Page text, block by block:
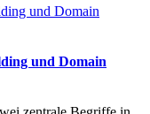
und Domain